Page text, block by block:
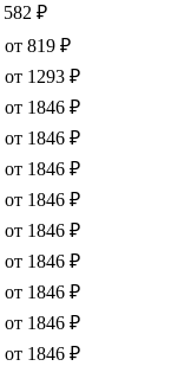
582 ₽
от 819 ₽
от 1293 ₽
от 1846 ₽
от 1846 ₽
от 1846 ₽
от 1846 ₽
от 1846 ₽
от 1846 ₽
от 1846 ₽
от 1846 ₽
от 1846 ₽